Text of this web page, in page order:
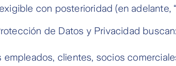
con posterioridad (en adelante,
de Datos y Privacidad buscan:
clientes, socios